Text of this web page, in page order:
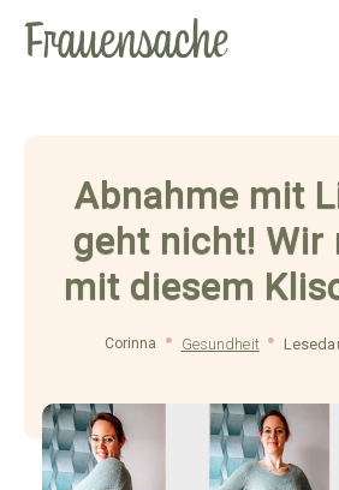
Abnahme mit
geht nicht! Wir
mit diesem
Corinna Gesundheit